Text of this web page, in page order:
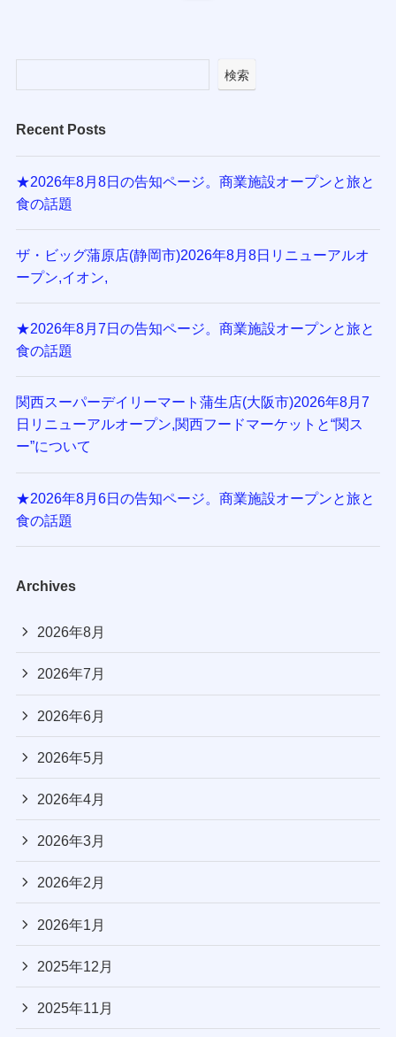
検索
Recent Posts
★2026年8月8日の告知ページ。商業施設オープンと旅と
食の話題
ザ・ビッグ蒲原店(静岡市)2026年8月8日リニューアルオ
ープン,イオン,
★2026年8月7日の告知ページ。商業施設オープンと旅と
食の話題
関西スーパーデイリーマート蒲生店(大阪市)2026年8月7
日リニューアルオープン,関西フードマーケットと“関ス
ー”について
★2026年8月6日の告知ページ。商業施設オープンと旅と
食の話題
Archives
2026年8月
2026年7月
2026年6月
2026年5月
2026年4月
2026年3月
2026年2月
2026年1月
2025年12月
2025年11月